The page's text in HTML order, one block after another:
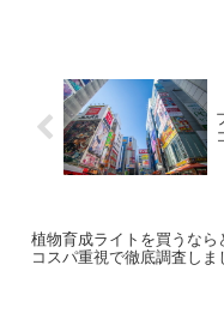
植物育成ライトを買うなら
コスパ重視で徹底調査しま